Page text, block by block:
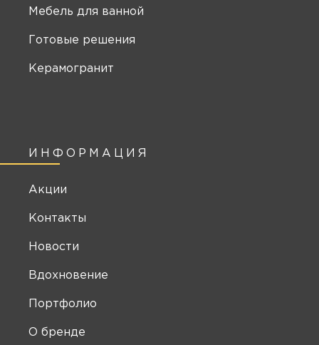
ИНФОРМАЦИЯ
Акции
Контакты
Новости
Вдохновение
Портфолио
О бренде
Мебель для ванной
Готовые решения
Керамогранит